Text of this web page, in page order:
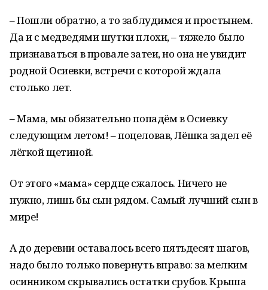
– Пошли обратно, а то заблудимся и простынем.
Да и с медведями шутки плохи, – тяжело было
признаваться в провале затеи, но она не увидит
родной Осиевки, встречи с которой ждала
столько лет.
– Мама, мы обязательно попадём в Осиевку
следующим летом! – поцеловав, Лёшка задел её
лёгкой щетиной.
От этого «мама» сердце сжалось. Ничего не
нужно, лишь бы сын рядом. Самый лучший сын в
мире!
А до деревни оставалось всего пятьдесят шагов,
надо было только повернуть вправо: за мелким
осинником скрывались остатки срубов. Крыша